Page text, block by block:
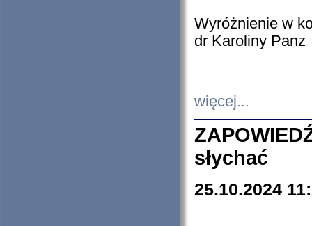
Wyróżnienie w
dr Karoliny Panz
więcej...
słychać
25.10.2024